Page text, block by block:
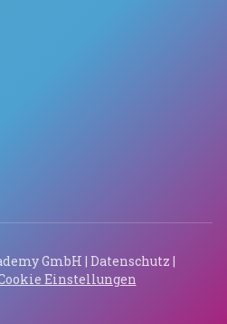
GmbH | Datenschutz |
Einstellungen